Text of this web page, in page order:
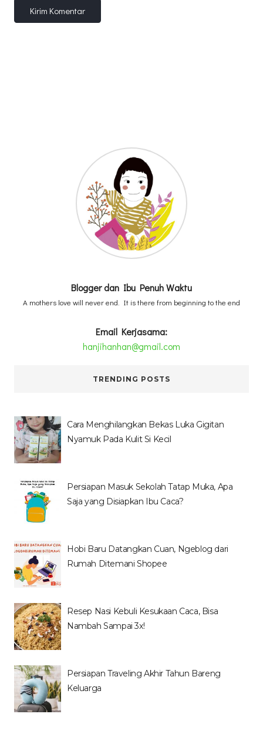
Kirim Komentar
Blogger dan Ibu Penuh Waktu
A mothers love will never end. It is there from beginning to the end
Email Kerjasama:
hanjihanhan@gmail.com
TRENDING POSTS
Cara Menghilangkan Bekas Luka Gigitan
Nyamuk Pada Kulit Si Kecil
Persiapan Masuk Sekolah Tatap Muka, Apa
Saja yang Disiapkan Ibu Caca?
Hobi Baru Datangkan Cuan, Ngeblog dari
Rumah Ditemani Shopee
Resep Nasi Kebuli Kesukaan Caca, Bisa
Nambah Sampai 3x!
Persiapan Traveling Akhir Tahun Bareng
Keluarga